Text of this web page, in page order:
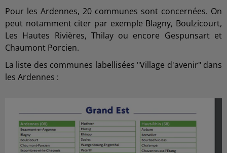
Pour les Ardennes, 20 communes sont concernées. On
peut notamment citer par exemple Blagny, Boulzicourt,
Les Hautes Rivières, Thilay ou encore Gespunsart et
Chaumont Porcien.
La liste des communes labellisées "Village d'avenir" dans
les Ardennes :